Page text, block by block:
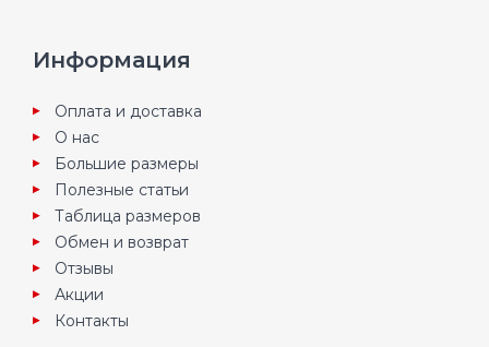
Информация
Оплата и доставка
О нас
Большие размеры
Полезные статьи
Таблица размеров
Обмен и возврат
Отзывы
Акции
Контакты